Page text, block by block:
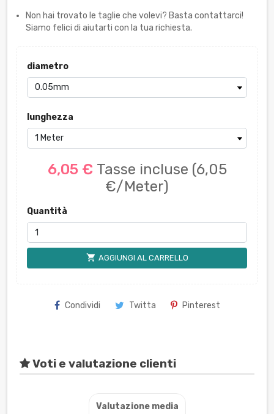
Non hai trovato le taglie che volevi? Basta contattarci!
Siamo felici di aiutarti con la tua richiesta.
diametro
lunghezza
6,05 € Tasse incluse (6,05
€/Meter)
Quantità
shopping_cart AGGIUNGI AL CARRELLO
Condividi Twitta Pinterest
Voti e valutazione clienti
Valutazione media